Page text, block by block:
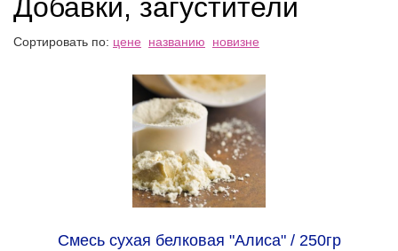
Добавки, загустители
Сортировать по: цене названию новизне
Смесь сухая белковая "Алиса" / 250гр